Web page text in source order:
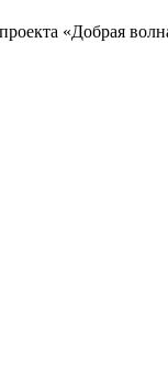
«Добрая